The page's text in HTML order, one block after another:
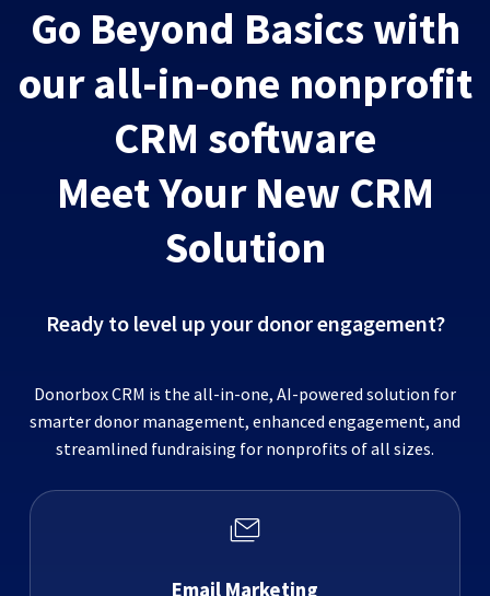
Go Beyond Basics with
our all-in-one nonprofit
CRM software
Meet Your New CRM
Solution
Ready to level up your donor engagement?
Donorbox CRM is the all-in-one, AI-powered solution for
smarter donor management, enhanced engagement, and
streamlined fundraising for nonprofits of all sizes.
Email Marketing